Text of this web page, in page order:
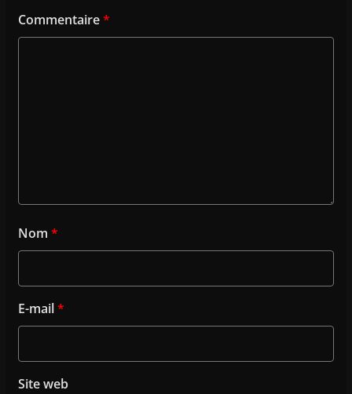
Commentaire*
Nom *
E-mail*
Site web